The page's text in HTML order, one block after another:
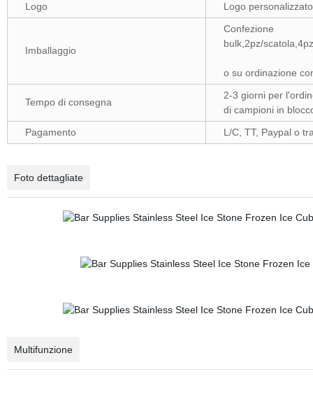
Logo
Logo
Imballaggio
Confezione
bulk,2pz/
o su ordinazione
Tempo di consegna
2-3 giorni per
di campioni in
Pagamento
L/C, TT, Paypal o
Foto dettagliate
Multifunzione